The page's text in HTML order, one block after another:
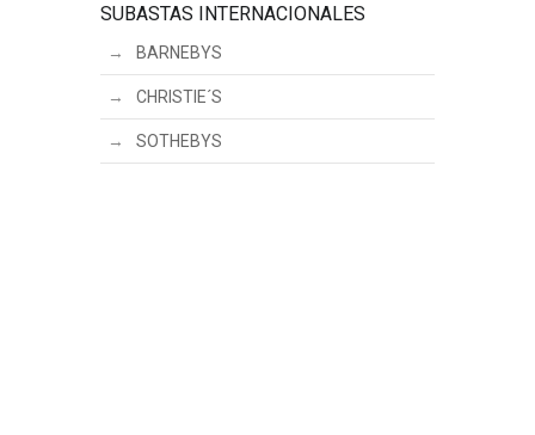
SUBASTAS INTERNACIONALES
BARNEBYS
CHRISTIE´S
SOTHEBYS